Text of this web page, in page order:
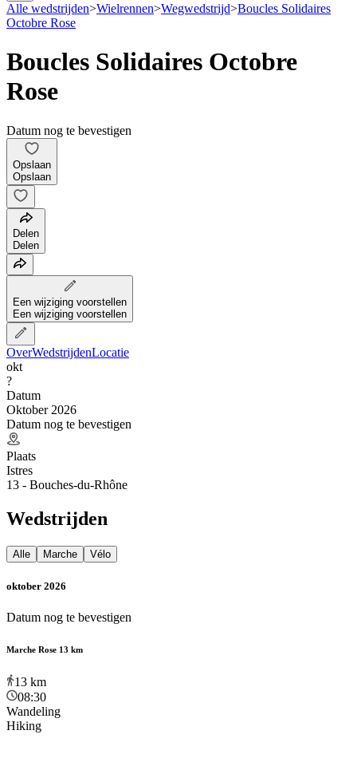
Alle wedstrijden>Wielrennen>Wegwedstrijd>Boucles Solidaires
Octobre Rose
Boucles Solidaires Octobre
Rose
Datum nog te bevestigen
Opslaan
Opslaan
Delen
Delen
Een wijziging voorstellen
Een wijziging voorstellen
OverWedstrijdenLocatie
okt
?
Datum
Oktober 2026
Datum nog te bevestigen
Plaats
Istres
13 - Bouches-du-Rhône
Wedstrijden
Alle Marche Vélo
oktober 2026
Datum nog te bevestigen
Marche Rose 13 km
13 km
08:30
Wandeling
Hiking